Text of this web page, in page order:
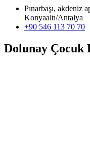
Pınarbaşı, akdeniz
Konyaaltı/Antalya
+90 546 113 70 70
Dolunay Çocuk